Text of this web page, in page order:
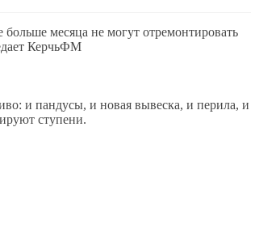
месяца не могут отремонтировать
КерчьФМ
и пандусы, и новая вывеска, и перила, и
ступени.